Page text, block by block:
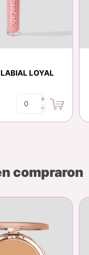
LOYAL
i
h
compraron